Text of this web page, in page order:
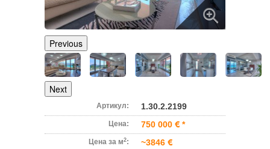
Previous
Next
Артикул: 1.30.2.2199
Цена: 750 000 *
Цена за м2: ~3846